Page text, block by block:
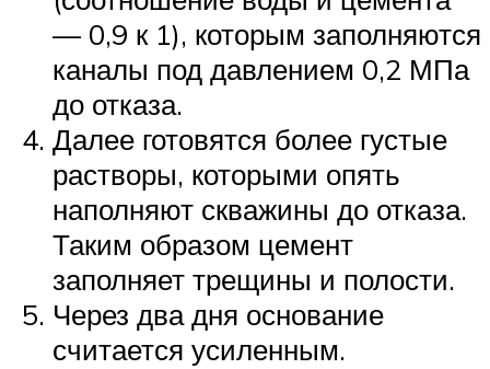
— 0,9 к 1), которым заполняются
каналы под давлением 0,2 МПа
до отказа.
Далее готовятся более густые
растворы, которыми опять
наполняют скважины до отказа.
Таким образом цемент
заполняет трещины и полости.
Через два дня основание
считается усиленным.